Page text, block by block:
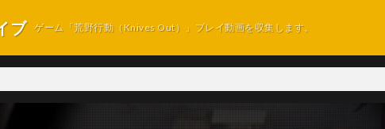
ブ ゲーム「荒野行動（Knives Out）」プレイ動画を収集します。